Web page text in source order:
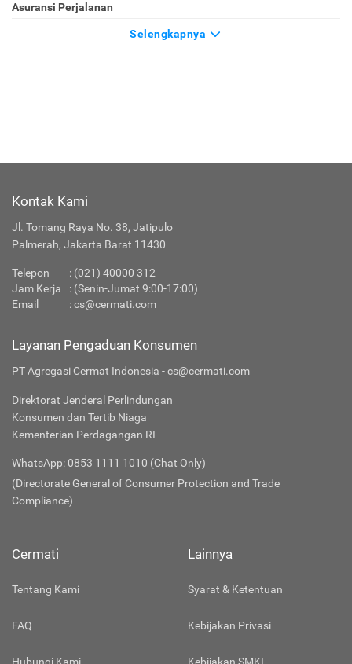
Asuransi Perjalanan
Selengkapnya
Kontak Kami
Jl. Tomang Raya No. 38, Jatipulo
Palmerah, Jakarta Barat 11430
Telepon : (021) 40000 312
Jam Kerja
: (Senin-Jumat 9:00-17:00)
Email
:cs@cermati.com
Layanan Pengaduan Konsumen
PT Agregasi Cermat Indonesia - cs@cermati.com
Direktorat Jenderal Perlindungan
Konsumen dan Tertib Niaga
Kementerian Perdagangan RI
WhatsApp: 0853 1111 1010 (Chat Only)
(Directorate General of Consumer Protection and Trade
Compliance)
Cermati
Tentang Kami
FAQ
Lainnya
Syarat & Ketentuan
Kebijakan Privasi